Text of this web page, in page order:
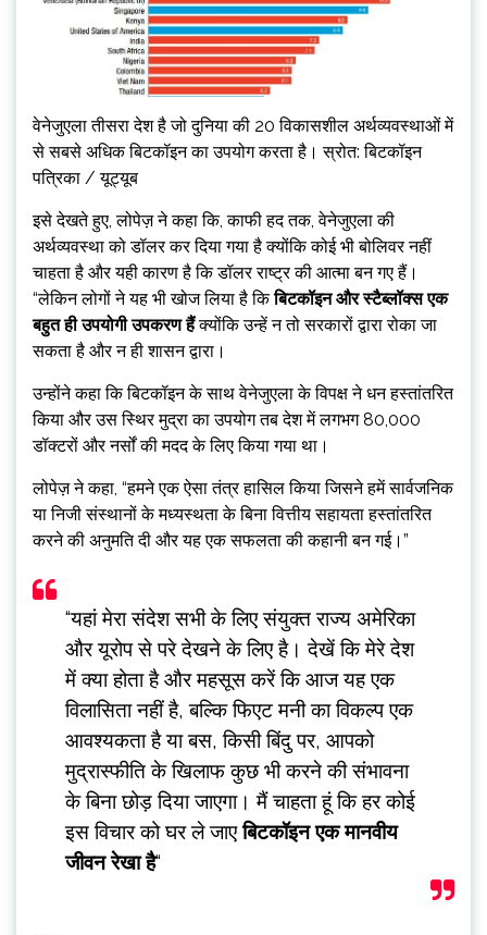
वेनेजुएला तीसरा देश है जो दुनिया की 20 विकासशील अर्थव्यवस्थाओं में
से सबसे अधिक बिटकॉइन का उपयोग करता है। स्रोत: बिटकॉइन
पत्रिका / यूट्यूब
इसे देखते हुए, लोपेज़ ने कहा कि, काफी हद तक, वेनेजुएला की
अर्थव्यवस्था को डॉलर कर दिया गया है क्योंकि कोई भी बोलिवर नहीं
चाहता है और यही कारण है कि डॉलर राष्ट्र की आत्मा बन गए हैं।
“लेकिन लोगों ने यह भी खोज लिया है किबिटकॉइन और स्टैब्लॉक्स एक
बहुत ही उपयोगी उपकरण हैंक्योंकि उन्हें न तो सरकारों द्वारा रोका जा
सकता है और न ही शासन द्वारा।
उन्होंने कहा कि बिटकॉइन के साथ वेनेजुएला के विपक्ष ने धन हस्तांतरित
किया और उस स्थिर मुद्रा का उपयोग तब देश में लगभग 80,000
डॉक्टरों और नर्सों की मदद के लिए किया गया था।
लोपेज़ ने कहा, “हमने एक ऐसा तंत्र हासिल किया जिसने हमें सार्वजनिक
या निजी संस्थानों के मध्यस्थता के बिना वित्तीय सहायता हस्तांतरित
करने की अनुमति दी और यह एक सफलता की कहानी बन गई।”
“यहां मेरा संदेश सभी के लिए संयुक्त राज्य अमेरिका
और यूरोप से परे देखने के लिए है। देखें कि मेरे देश
में क्या होता है और महसूस करें कि आज यह एक
विलासिता नहीं है, बल्कि फिएट मनी का विकल्प एक
आवश्यकता है या बस, किसी बिंदु पर, आपको
मुद्रास्फीति के खिलाफ कुछ भी करने की संभावना
के बिना छोड़ दिया जाएगा। मैं चाहता हूं कि हर कोई
इस विचार को घर ले जाएबिटकॉइन एक मानवीय
जीवन रेखा है“